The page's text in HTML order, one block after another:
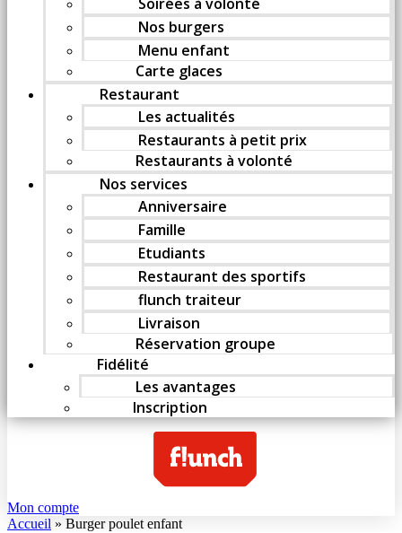
Nos burgers
Menu enfant
Carte glaces
Restaurant
Les actualités
Restaurants à petit prix
Restaurants à volonté
Nos services
Anniversaire
Famille
Etudiants
Restaurant des sportifs
flunch traiteur
Livraison
Réservation groupe
Fidélité
Les avantages
Inscription
Mon compte
Accueil » Burger poulet enfant